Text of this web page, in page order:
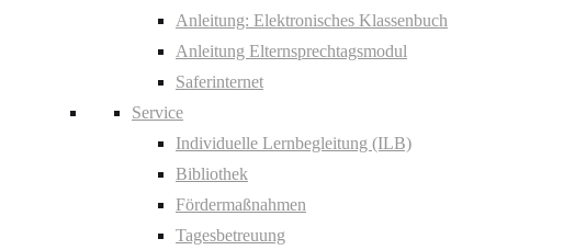
Anleitung: Elektronisches Klassenbuch
Anleitung Elternsprechtagsmodul
Saferinternet
Service
Individuelle Lernbegleitung (ILB)
Bibliothek
Fördermaßnahmen
Tagesbetreuung